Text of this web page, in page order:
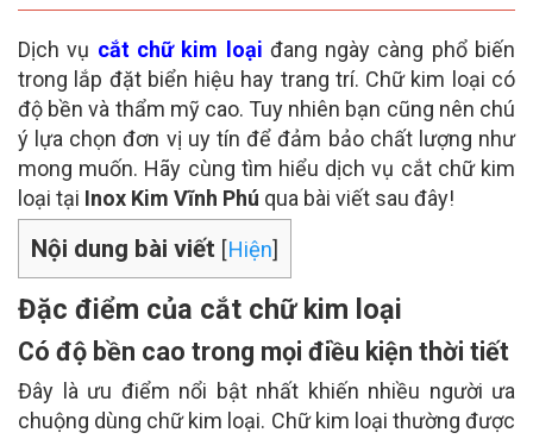
Dịch vụ cắt chữ kim loại đang ngày càng phổ biến
trong lắp đặt biển hiệu hay trang trí. Chữ kim loại có
độ bền và thẩm mỹ cao. Tuy nhiên bạn cũng nên chú
ý lựa chọn đơn vị uy tín để đảm bảo chất lượng như
mong muốn. Hãy cùng tìm hiểu dịch vụ cắt chữ kim
loại tại Inox Kim Vĩnh Phú qua bài viết sau đây!
Nội dung bài viết [Hiện]
Đặc điểm của cắt chữ kim loại
Có độ bền cao trong mọi điều kiện thời tiết
Đây là ưu điểm nổi bật nhất khiến nhiều người ưa
chuộng dùng chữ kim loại. Chữ kim loại thường được